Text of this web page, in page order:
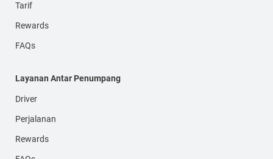
Tarif
Rewards
FAQs
Layanan Antar Penumpang
Driver
Perjalanan
Rewards